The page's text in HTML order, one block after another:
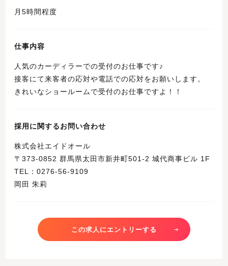
月5時間程度
仕事内容
人気のカーディラーでの受付のお仕事です♪
接客にて来客者の応対や電話での応対をお願いします。
きれいなショールームで受付のお仕事ですよ！！
採用に関するお問い合わせ
株式会社エイドオール
〒373-0852 群馬県太田市新井町501-2 城代商事ビル 1F
TEL：0276-56-9109
岡田 朱莉
この求人にエントリーする